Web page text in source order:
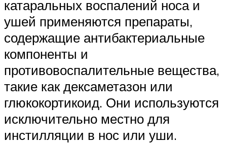
катаральных воспалений носа и
ушей применяются препараты,
содержащие антибактериальные
компоненты и
противовоспалительные вещества,
такие как дексаметазон или
глюкокортикоид. Они используются
исключительно местно для
инстилляции в нос или уши.